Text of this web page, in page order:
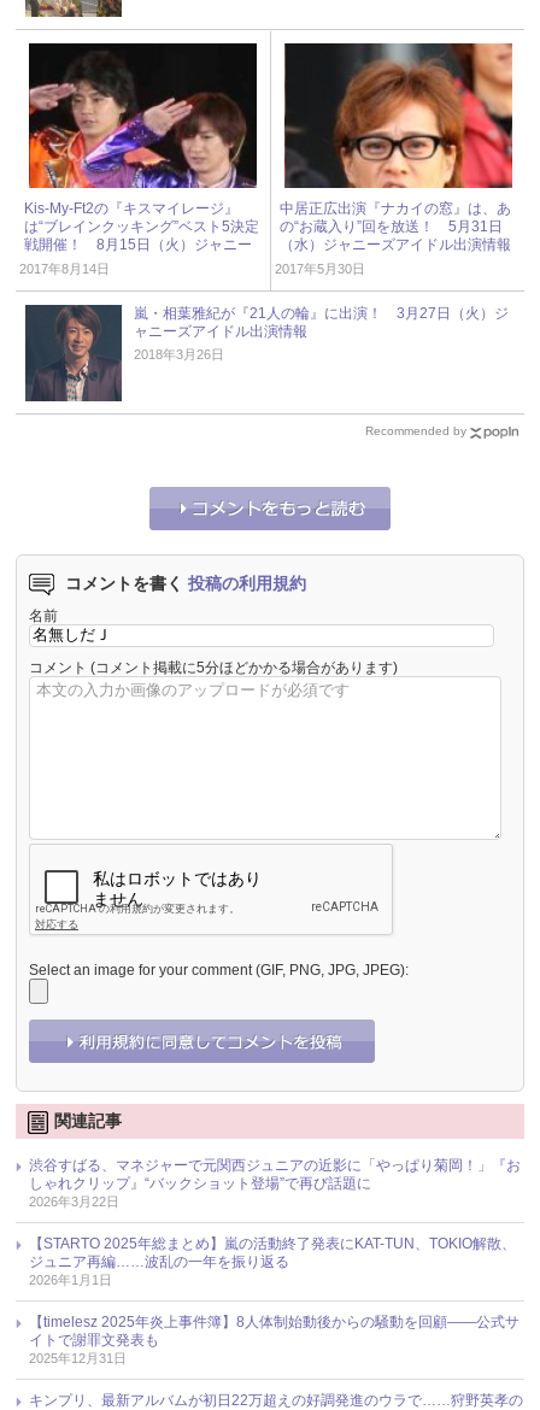
Kis-My-Ft2の『キスマイレージ』
は“ブレインクッキング”ベスト5決定
戦開催！ 8月15日（火）ジャニー
ズアイドル出演情報
2017年8月14日
中居正広出演『ナカイの窓』は、あ
の“お蔵入り”回を放送！ 5月31日
（水）ジャニーズアイドル出演情報
2017年5月30日
嵐・相葉雅紀が『21人の輪』に出演！ 3月27日（火）ジ
ャニーズアイドル出演情報
2018年3月26日
Recommended by
コメントを書く 投稿の利用規約
名前
コメント (コメント掲載に5分ほどかかる場合があります)
Select an image for your comment (GIF, PNG, JPG, JPEG):
関連記事
渋谷すばる、マネジャーで元関西ジュニアの近影に「やっぱり菊岡！」『お
しゃれクリップ』“バックショット登場”で再び話題に
2026年3月22日
【STARTO 2025年総まとめ】嵐の活動終了発表にKAT-TUN、TOKIO解散、
ジュニア再編……波乱の一年を振り返る
2026年1月1日
【timelesz 2025年炎上事件簿】8人体制始動後からの騒動を回顧――公式サ
イトで謝罪文発表も
2025年12月31日
キンプリ、最新アルバムが初日22万超えの好調発進のウラで……狩野英孝の